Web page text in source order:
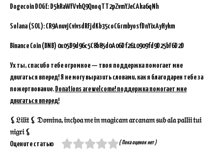
Dogecoin DOGE: D5kRaWFVvhQ9QnoqTT2pZvmYJeCAka6qNh
Solana (SOL): CR9AnuvjCvivsdRFjdKb35coCGrmbyosfDnYixAyHykm
Binance Coin (BNB) 0x05B9d96c5C8b85d0A06Df2610909fd9D25bF6D2D
Ух ты, спасибо тебе огромное — твоя поддержка помогает мне
двигаться вперед! Я не могу выразить словами, как я благодарен тебе за
пожертвование. Donations are welcome! поддержка помогает мне
двигаться вперед!
⚸𝔏𝔦𝔩𝔦𝔱 ⚸ 𝔇𝔬𝔪𝔦𝔫𝔞, 𝔦𝔫𝔠𝔥𝔬𝔞 𝔪𝔢 𝔦𝔫 𝔪𝔞𝔤𝔦𝔠𝔞𝔪 𝔞𝔯𝔠𝔞𝔫𝔞𝔪 𝔰𝔲𝔟 𝔞𝔩𝔞 𝔭𝔞𝔩𝔩𝔦𝔦 𝔱𝔲𝔦
𝔫𝔦𝔤𝔯𝔦 ⚸
Оцените статью
( Пока оценок нет )